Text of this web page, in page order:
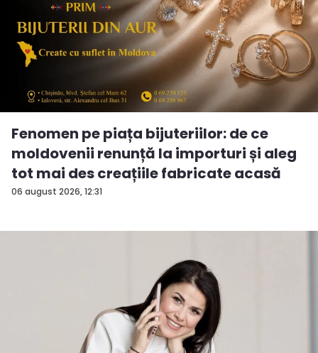
06 august 2026, 12:31
Fenomen pe piața bijuteriilor: de ce
moldovenii renunță la importuri și aleg
tot mai des creațiile fabricate acasă